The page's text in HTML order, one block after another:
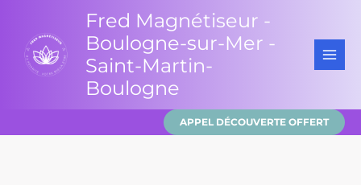
contenu
Fred Magnétiseur -
Boulogne-sur-Mer -
Saint-Martin-
Boulogne
APPEL DÉCOUVERTE OFFERT